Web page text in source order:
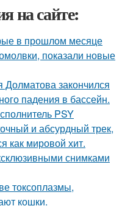
на сайте:
в прошлом месяце
показали новые
Долматова закончился
падения в бассейн.
PSY
и абсурдный трек,
как мировой хит.
снимками
токсоплазмы,
кошки.